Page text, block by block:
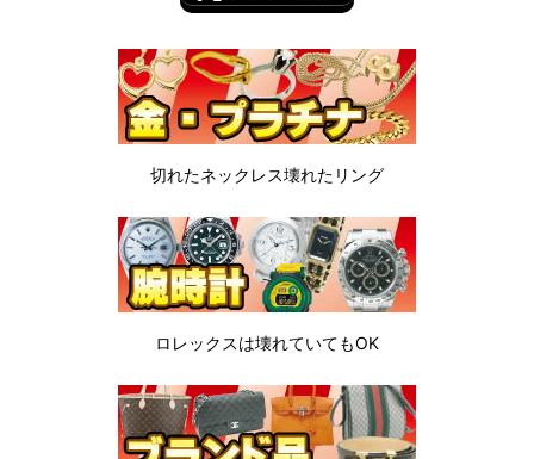
切れたネックレス壊れたリング
ロレックスは壊れていてもOK